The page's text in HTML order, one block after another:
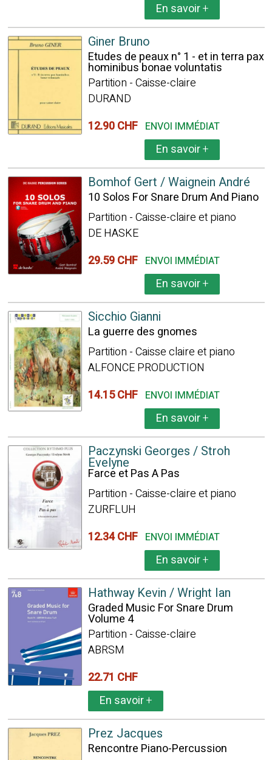
En savoir+
Giner Bruno
Etudes de peaux n° 1 - et in terra pax
hominibus bonae voluntatis
Partition - Caisse-claire
DURAND
12.90 CHF ENVOI IMMÉDIAT
En savoir+
Bomhof Gert / Waignein André
10 Solos For Snare Drum And Piano
Partition - Caisse-claire et piano
DE HASKE
29.59 CHF ENVOI IMMÉDIAT
En savoir+
Sicchio Gianni
La guerre des gnomes
Partition - Caisse claire et piano
ALFONCE PRODUCTION
14.15 CHF ENVOI IMMÉDIAT
En savoir+
Paczynski Georges / Stroh
Evelyne
Farce et Pas A Pas
Partition - Caisse-claire et piano
ZURFLUH
12.34 CHF ENVOI IMMÉDIAT
En savoir+
Hathway Kevin / Wright Ian
Graded Music For Snare Drum
Volume 4
Partition - Caisse-claire
ABRSM
22.71 CHF
En savoir+
Prez Jacques
Rencontre Piano-Percussion